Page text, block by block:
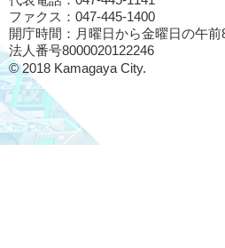
ファクス：047-445-1400
開庁時間：月曜日から金曜日の午
法人番号8000020122246
© 2018 Kamagaya City.